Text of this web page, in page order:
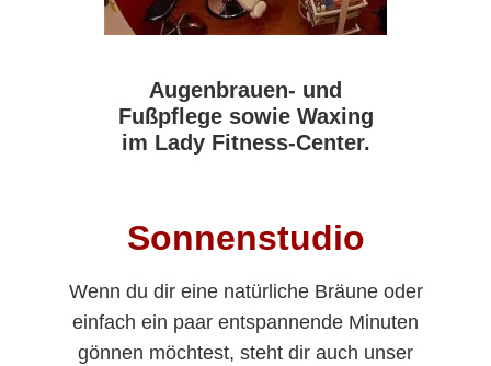
Augenbrauen- und
Fußpflege sowie Waxing
im Lady Fitness-Center.
Sonnenstudio
Wenn du dir eine natürliche Bräune oder
einfach ein paar entspannende Minuten
gönnen möchtest, steht dir auch unser